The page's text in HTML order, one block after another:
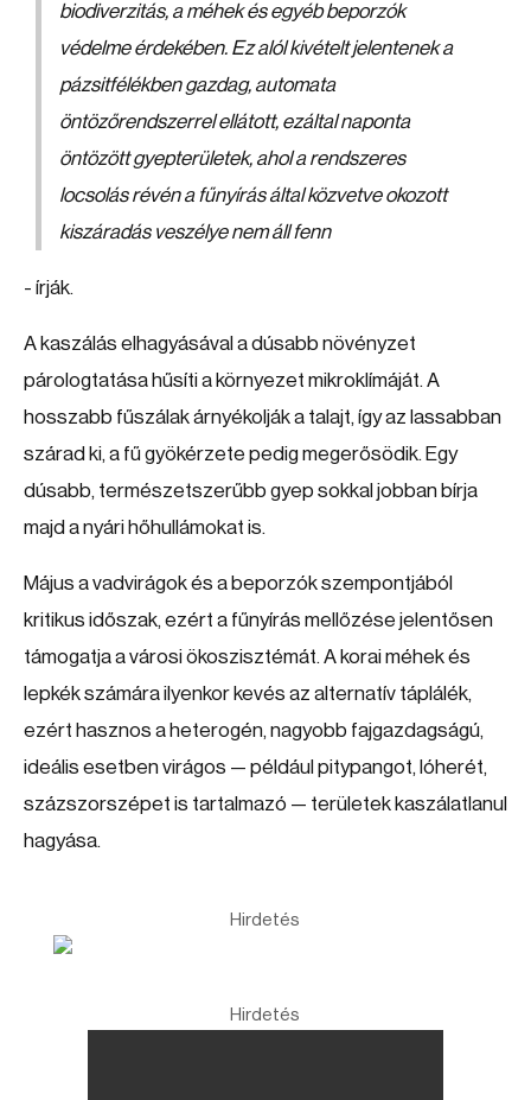
biodiverzitás, a méhek és egyéb beporzók
védelme érdekében. Ez alól kivételt jelentenek a
pázsitfélékben gazdag, automata
öntözőrendszerrel ellátott, ezáltal naponta
öntözött gyepterületek, ahol a rendszeres
locsolás révén a fűnyírás által közvetve okozott
kiszáradás veszélye nem áll fenn
- írják.
A kaszálás elhagyásával a dúsabb növényzet
párologtatása hűsíti a környezet mikroklímáját. A
hosszabb fűszálak árnyékolják a talajt, így az lassabban
szárad ki, a fű gyökérzete pedig megerősödik. Egy
dúsabb, természetszerűbb gyep sokkal jobban bírja
majd a nyári hőhullámokat is.
Május a vadvirágok és a beporzók szempontjából
kritikus időszak, ezért a fűnyírás mellőzése jelentősen
támogatja a városi ökoszisztémát. A korai méhek és
lepkék számára ilyenkor kevés az alternatív táplálék,
ezért hasznos a heterogén, nagyobb fajgazdagságú,
ideális esetben virágos — például pitypangot, lóherét,
százszorszépet is tartalmazó — területek kaszálatlanul
hagyása.
Hirdetés
Hirdetés